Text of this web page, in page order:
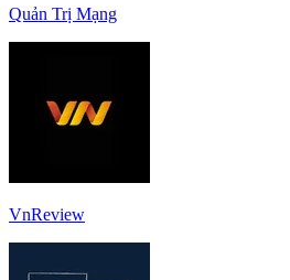
Quản Trị Mạng
VnReview